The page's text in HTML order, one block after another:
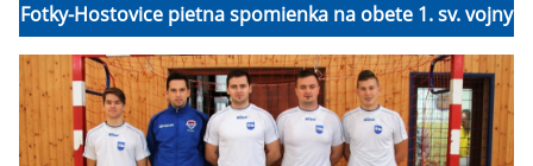
Fotky-Hostovice pietna spomienka na obete 1. sv. vojny